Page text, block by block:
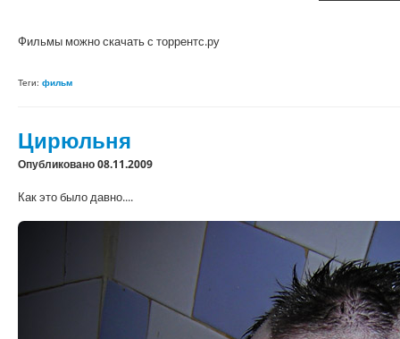
Фильмы можно скачать с торрентс.ру
Теги: фильм
Цирюльня
Опубликовано 08.11.2009
Как это было давно....